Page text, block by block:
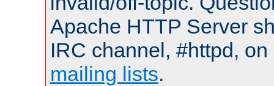
Apache HTTP Server
IRC channel, #httpd,
mailing lists.